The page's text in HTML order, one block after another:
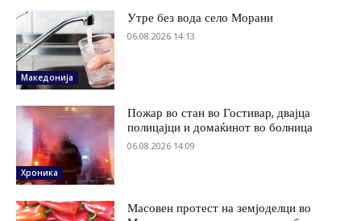
Македонија
Утре без вода село Морани
06.08.2026 14:13
Хроника
Пожар во стан во Гостивар, двајца
полицајци и домаќинот во болница
06.08.2026 14:09
Масовен протест на земјоделци во